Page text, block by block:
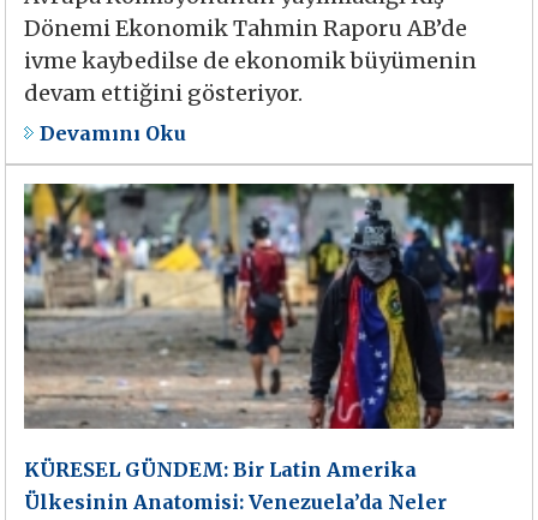
Dönemi Ekonomik Tahmin Raporu AB’de
ivme kaybedilse de ekonomik büyümenin
devam ettiğini gösteriyor.
Devamını Oku
KÜRESEL GÜNDEM: Bir Latin Amerika
Ülkesinin Anatomisi: Venezuela’da Neler